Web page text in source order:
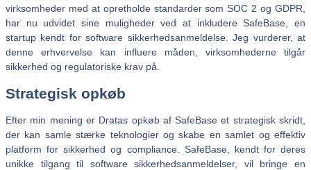
virksomheder med at opretholde standarder som SOC 2 og GDPR,
har nu udvidet sine muligheder ved at inkludere SafeBase, en
startup kendt for software sikkerhedsanmeldelse. Jeg vurderer, at
denne erhvervelse kan influere måden, virksomhederne tilgår
sikkerhed og regulatoriske krav på.
Strategisk opkøb
Efter min mening er Dratas opkøb af SafeBase et strategisk skridt,
der kan samle stærke teknologier og skabe en samlet og effektiv
platform for sikkerhed og compliance. SafeBase, kendt for deres
unikke tilgang til software sikkerhedsanmeldelser, vil bringe en